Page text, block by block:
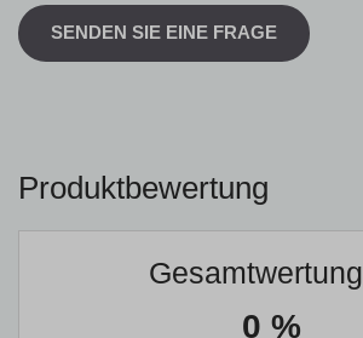
SENDEN SIE EINE FRAGE
Produktbewertung
Gesamtwertung
0 %